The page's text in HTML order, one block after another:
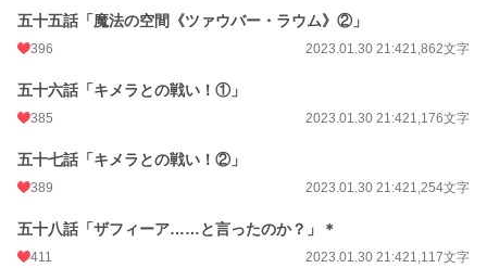
五十五話「魔法の空間《ツァウバー・ラウム》②」
396 2023.01.30 21:421,862文字
五十六話「キメラとの戦い！①」
385 2023.01.30 21:421,176文字
五十七話「キメラとの戦い！②」
389 2023.01.30 21:421,254文字
五十八話「ザフィーア……と言ったのか？」＊
411 2023.01.30 21:421,117文字